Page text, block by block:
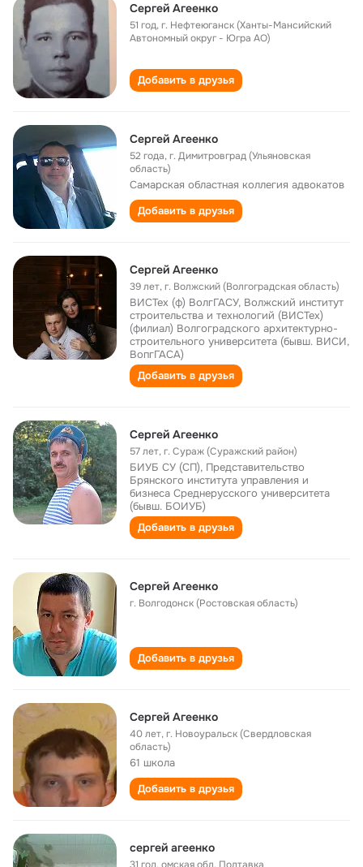
Сергей Агеенко
51 год,г. Нефтеюганск (Ханты-Мансийский
Автономный округ - Югра АО)
Добавить в друзья
Сергей Агеенко
52 года,г. Димитровград (Ульяновская
область)
Самарская областная коллегия адвокатов
Добавить в друзья
Сергей Агеенко
39 лет,г. Волжский (Волгоградская область)
ВИСТех (ф) ВолгГАСУ, Волжский институт
строительства и технологий (ВИСТех)
(филиал) Волгоградского архитектурно-
строительного университета (бывш. ВИСИ,
ВопгГАСА)
Добавить в друзья
Сергей Агеенко
57 лет,г. Сураж (Суражский район)
БИУБ СУ (СП), Представительство
Брянского института управления и
бизнеса Среднерусского университета
(бывш. БОИУБ)
Добавить в друзья
Сергей Агеенко
г. Волгодонск (Ростовская область)
Добавить в друзья
Сергей Агеенко
40 лет,г. Новоуральск (Свердловская
область)
61 школа
Добавить в друзья
сергей агеенко